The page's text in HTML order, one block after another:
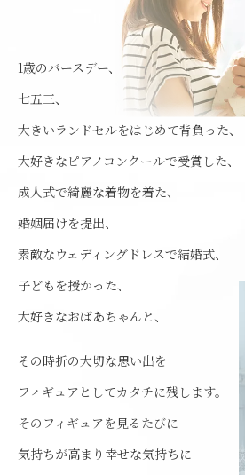
1歳のバースデー、
七五三、
大きいランドセルをはじめて背負った、
大好きなピアノコンクールで受賞した、
成人式で綺麗な着物を着た、
婚姻届けを提出、
素敵なウェディングドレスで結婚式、
子どもを授かった、
大好きなおばあちゃんと、
その時折の大切な思い出を
フィギュアとしてカタチに残します。
そのフィギュアを見るたびに
気持ちが高まり幸せな気持ちに